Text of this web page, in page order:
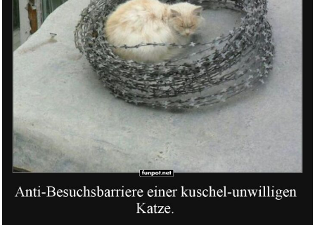
Anzeige
THE ALBUM [ VERSION #1 ] -
BLA...